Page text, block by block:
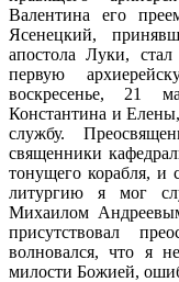
Валентина его
Ясенецкий,
апостола Луки,
первую
воскресенье, 21
Константина и
службу.
священники
тонущего корабля,
литургию я мог
Михаилом
присутствовал
волновался, что я
милости Божией,